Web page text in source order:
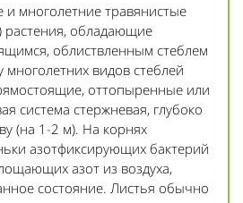
многолетние травянистые
растения, обладающие
облиствленным стеблем
видов стеблей
оттопыренные или
система стержневая, глубоко
(на 1-2 м). На корнях
азотфиксирующих бактерий
азот из воздуха,
состояние. Листья обычно